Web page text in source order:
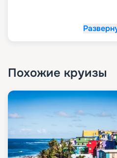
На сайте «Круиз.онлайн»
свой круиз мечты. У нас
маршруты, схемы и планы
расписание,
также узнать цену
про них. Также на нашем
можете оформить
в 2026 - 2027 гг. Рады
возможностям раннего
можете сделать ваше
выгодным.
Похожие круизы